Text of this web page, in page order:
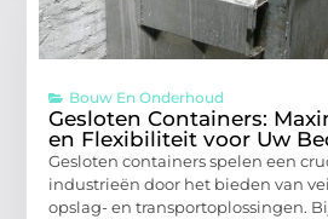
Bouw En Onderhoud
Gesloten Containers:
en Flexibiliteit voor Uw
Gesloten containers spelen een
industrieën door het bieden van
opslag- en transportoplossingen.